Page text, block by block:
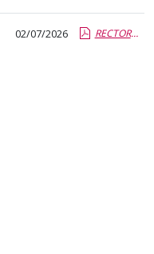
02/07/2026 RECTORA CD MONTENEGRO.pdf.pdf